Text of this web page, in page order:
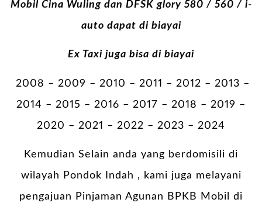
Mobil Cina Wuling dan DFSK glory 580 / 560 / i-
auto dapat di biayai
Ex Taxi juga bisa di biayai
2008 – 2009 – 2010 – 2011 – 2012 – 2013 –
2014 – 2015 – 2016 – 2017 – 2018 – 2019 –
2020 – 2021 – 2022 – 2023 – 2024
Kemudian Selain anda yang berdomisili di
wilayah Pondok Indah , kami juga melayani
pengajuan Pinjaman Agunan BPKB Mobil di